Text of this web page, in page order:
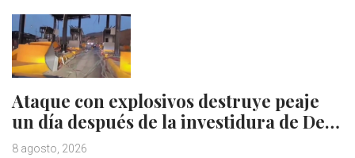
Ataque con explosivos destruye peaje
un día después de la investidura de De…
8 agosto, 2026